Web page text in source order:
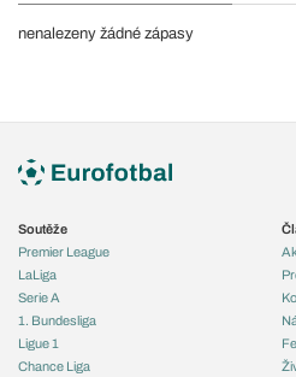
nenalezeny žádné zápasy
Soutěže
Premier League
LaLiga
Serie A
1. Bundesliga
Ligue 1
Chance Liga